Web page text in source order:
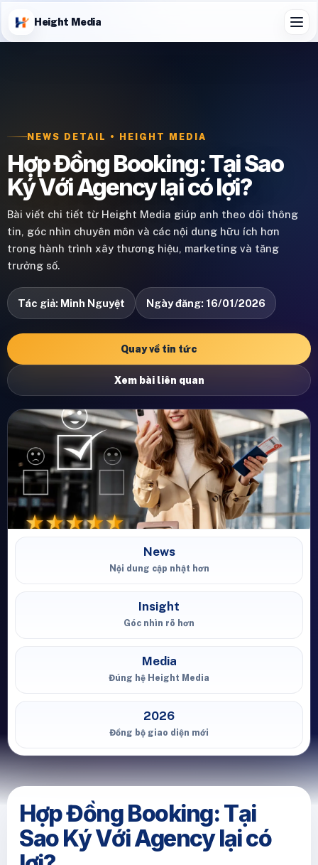
Height Media
NEWS DETAIL • HEIGHT MEDIA
Hợp Đồng Booking: Tại Sao
Ký Với Agency lại có lợi?
Bài viết chi tiết từ Height Media giúp anh theo dõi thông
tin, góc nhìn chuyên môn và các nội dung hữu ích hơn
trong hành trình xây thương hiệu, marketing và tăng
trưởng số.
Tác giả: Minh Nguyệt Ngày đăng: 16/01/2026
Quay về tin tức
Xem bài liên quan
News
Nội dung cập nhật hơn
Insight
Góc nhìn rõ hơn
Media
Đúng hệ Height Media
2026
Đồng bộ giao diện mới
Hợp Đồng Booking: Tại
Sao Ký Với Agency lại có